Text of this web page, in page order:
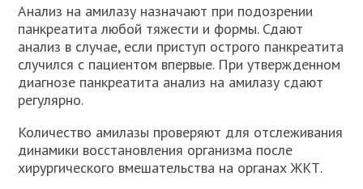
Анализ на амилазу назначают при подозрении
панкреатита любой тяжести и формы. Сдают
анализ в случае, если приступ острого панкреатита
случился с пациентом впервые. При утвержденном
диагнозе панкреатита анализ на амилазу сдают
регулярно.
Количество амилазы проверяют для отслеживания
динамики восстановления организма после
хирургического вмешательства на органах ЖКТ.